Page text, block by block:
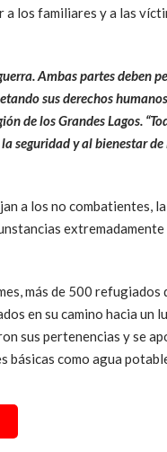
los familiares y a las
Ambas partes deben
sus derechos
de los Grandes Lagos.
seguridad y al bienestar
a los no combatientes,
más de 500
en su camino hacia un
sus pertenencias y se
básicas como agua